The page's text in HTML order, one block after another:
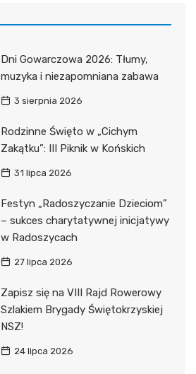
Dni Gowarczowa 2026: Tłumy,
muzyka i niezapomniana zabawa
3 sierpnia 2026
Rodzinne Święto w „Cichym
Zakątku”: III Piknik w Końskich
31 lipca 2026
Festyn „Radoszyczanie Dzieciom”
– sukces charytatywnej inicjatywy
w Radoszycach
27 lipca 2026
Zapisz się na VIII Rajd Rowerowy
Szlakiem Brygady Świętokrzyskiej
NSZ!
24 lipca 2026